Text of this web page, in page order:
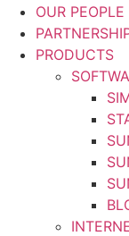
OUR PEOPLE
PRODUCTS